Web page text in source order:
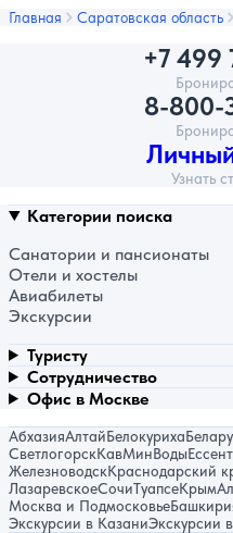
Главная Саратовская область
+7 499
8-800-
Узнать
Категории поиска
Санатории и пансионаты
Отели и хостелы
Авиабилеты
Экскурсии
Туристу
Сотрудничество
Офис в Москве
АбхазияАлтайБелокуриха
СветлогорскКавМинВоды
ЖелезноводскКраснодарский
ЛазаревскоеСочиТуапсеКрым
Москва и Подмосковье
Экскурсии в КазаниЭкскурсии